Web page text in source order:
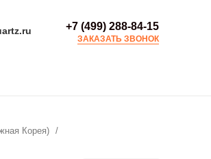
+7 (499) 288-84-15
ЗАКАЗАТЬ ЗВОНОК
Корея)